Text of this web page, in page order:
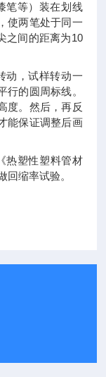
笔等）装在划线
使两笔处于同一
之间的距离为10
动，试样转动一
行的圆周标线。
度。然后，再反
能保证调整后画
《热塑性塑料管材
回缩率试验。